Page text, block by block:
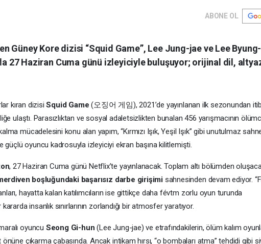
ABONE OL
Güney Kore dizisi “Squid Game”, Lee Jung-jae ve Lee Byung-
27 Haziran Cuma günü izleyiciyle buluşuyor; orijinal dil,
kıran dizisiSquid Game (오징어 게임), 2021’de yayınlanan ilk sezonundan
ulaştı. Parasızlıktan ve sosyal adaletsizlikten bunalan 456 yarışmacının
mücadelesini konu alan yapım, “Kırmızı Işık, Yeşil Işık” gibi unutulmaz
güçlü oyuncu kadrosuyla izleyiciyi ekran başına kilitlemişti.
, 27 Haziran Cuma günü Netflix’te yayınlanacak. Toplam altı bölümden
boşluğundaki başarısız darbe girişimi sahnesinden devam ediyor.
hayatta kalan katılımcıların ise gittikçe daha févtm zorlu oyun turunda
insanlık sınırlarının zorlandığı bir atmosfer yaratıyor.
oyuncu Seong Gi-hun (Lee Jung-jae) ve etrafındakilerin, ölüm kalım
çıkarma çabasında. Ancak intikam hırsı, “o bombaları atma” tehdidi gibi